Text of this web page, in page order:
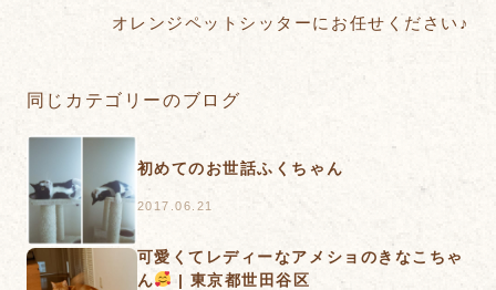
オレンジペットシッターにお任せください♪
同じカテゴリーのブログ
初めてのお世話ふくちゃん
2017.06.21
可愛くてレディーなアメショのきなこちゃ
ん
| 東京都世田谷区